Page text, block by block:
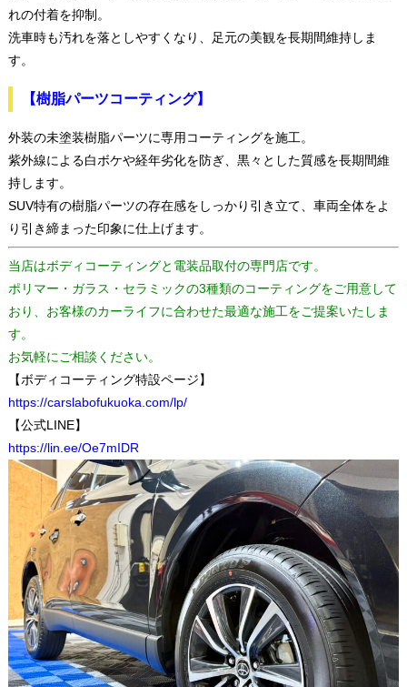
れの付着を抑制。
洗車時も汚れを落としやすくなり、足元の美観を長期間維持しま
す。
【樹脂パーツコーティング】
外装の未塗装樹脂パーツに専用コーティングを施工。
紫外線による白ボケや経年劣化を防ぎ、黒々とした質感を長期間維
持します。
SUV特有の樹脂パーツの存在感をしっかり引き立て、車両全体をよ
り引き締まった印象に仕上げます。
当店はボディコーティングと電装品取付の専門店です。
ポリマー・ガラス・セラミックの3種類のコーティングをご用意して
おり、お客様のカーライフに合わせた最適な施工をご提案いたしま
す。
お気軽にご相談ください。
【ボディコーティング特設ページ】
https://carslabofukuoka.com/lp/
【公式LINE】
https://lin.ee/Oe7mIDR